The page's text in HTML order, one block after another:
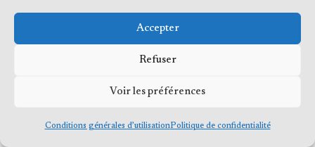
Accepter
Refuser
Voir les préférences
Conditions générales d’utilisationPolitique de confidentialité